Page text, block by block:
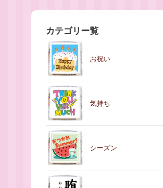
カテゴリー覧
お祝い
気持ち
シーズン